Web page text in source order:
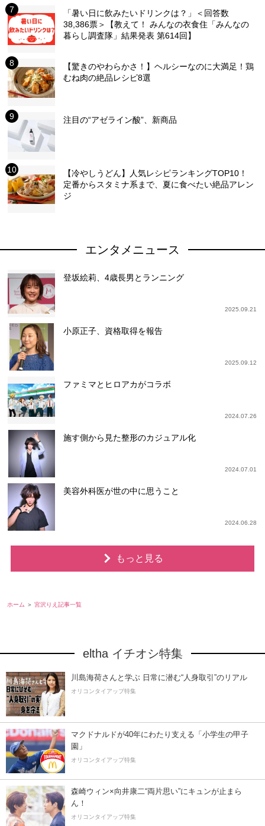
「暑い日に飲みたいドリンクは？」＜回答数
38,386票＞【教えて！ みんなの衣食住「みんなの
暮らし調査隊」結果発表 第614回】
【驚きのやわらかさ！】ヘルシーなのに大満足！鶏
むね肉の絶品レシピ8選
注目の“アゼライン酸”、新商品
【冷やしうどん】人気レシピランキングTOP10！
定番からスタミナ系まで、夏に食べたい絶品アレン
ジ
エンタメニュース
登坂絵莉、4歳長男とランニング
2025.09.21
小原正子、資格取得を報告
2025.09.12
ファミマとヒロアカがコラボ
2024.07.26
施す側から見た整形のカジュアル化
2024.07.01
美容外科医が世の中に思うこと
2024.06.28
もっと見る
ホーム 宮沢りえ記事一覧
eltha イチオシ特集
川島海荷さんと学ぶ 日常に潜む“人身取引”のリアル
オリコンタイアップ特集
マクドナルドが40年にわたり支える「小学生の甲子
園」
オリコンタイアップ特集
森崎ウィン×向井康二“両片思い”にキュンが止まら
ん！
オリコンタイアップ特集